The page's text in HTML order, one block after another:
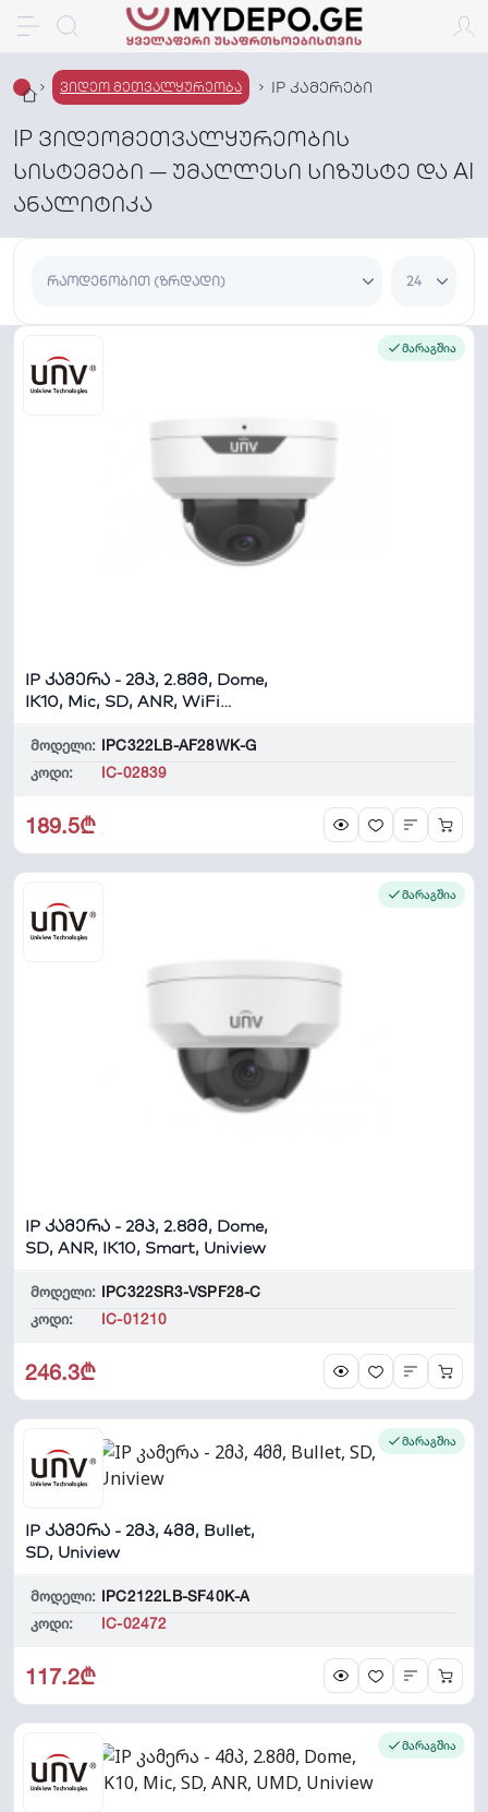
ვიდეო მეთვალყურეობა IP კამერები
IP ვიდეომეთვალყურეობის
სისტემები — უმაღლესი სიზუსტე და AI
ანალიტიკა
მარაგშია
IP კამერა - 2მპ, 2.8მმ, Dome,
IK10, Mic, SD, ANR, WiFi
მოდელი: IPC322LB-AF28WK-G
კოდი:
IC-02839
189.5₾
მარაგშია
IP კამერა - 2მპ, 2.8მმ, Dome,
SD, ANR, IK10, Smart, Uniview
მოდელი: IPC322SR3-VSPF28-C
კოდი:
IC-01210
246.3₾
მარაგშია
IP კამერა - 2მპ, 4მმ, Bullet,
SD, Uniview
მოდელი: IPC2122LB-SF40K-A
კოდი:
IC-02472
117.2₾
მარაგშია